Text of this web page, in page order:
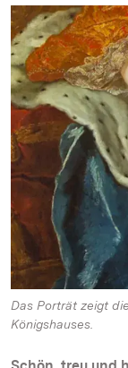
Das Porträt zeigt
Königshauses.